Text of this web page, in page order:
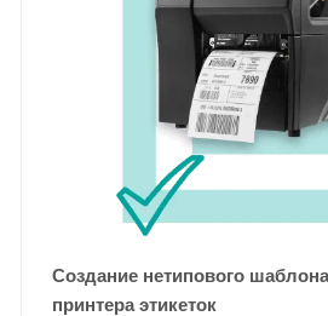
Создание нетипового
принтера этикеток